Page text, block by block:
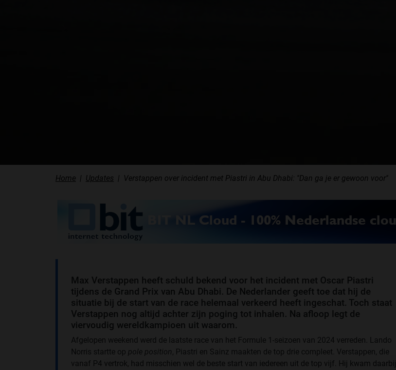
Home Updates Verstappen over incident met Piastri in Abu Dhabi: ''Dan ga je er gewoon voor''
Max Verstappen heeft schuld bekend voor het incident met Oscar Piastri
tijdens de Grand Prix van Abu Dhabi. De Nederlander geeft toe dat hij de
situatie bij de start van de race helemaal verkeerd heeft ingeschat. Toch staat
Verstappen nog altijd achter zijn poging tot inhalen. Na afloop legt de
viervoudig wereldkampioen uit waarom.
Afgelopen weekend werd de laatste race van het Formule 1-seizoen van 2024 verreden. Lando
Norris startte op pole position, Piastri en Sainz maakten de top drie compleet. Verstappen, die
vanaf P4 vertrok, had misschien wel de beste start van iedereen uit de top vijf. Hij kwam daarbij